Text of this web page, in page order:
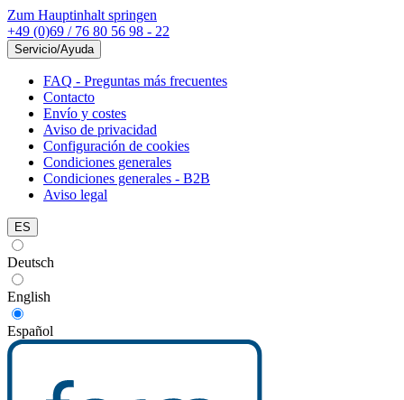
Zum Hauptinhalt springen
+49 (0)69 / 76 80 56 98 - 22
Servicio/Ayuda
FAQ - Preguntas más frecuentes
Contacto
Envío y costes
Aviso de privacidad
Configuración de cookies
Condiciones generales
Condiciones generales - B2B
Aviso legal
ES
Deutsch
English
Español